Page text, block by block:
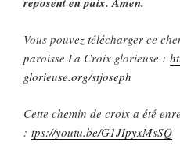
Vous pouvez télécharger ce
paroisse La Croix glorieuse :
glorieuse.org/stjoseph
Cette chemin de croix a été
: tps://youtu.be/G1JIpyxMsSQ